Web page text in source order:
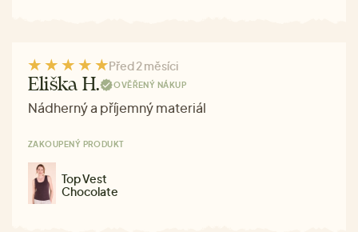
Před 2 měsíci
Eliška H. OVĚŘENÝ NÁKUP
Nádherný a příjemný materiál
ZAKOUPENÝ PRODUKT
Top Vest
Chocolate